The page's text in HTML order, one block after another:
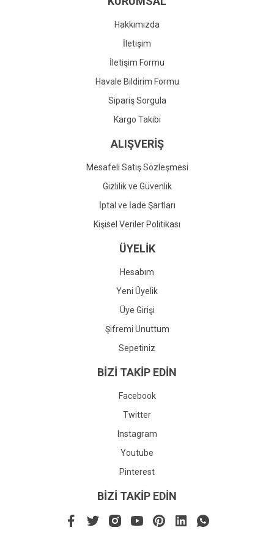
Gönder
Hakkımızda
İletişim
İletişim Formu
Havale Bildirim Formu
Sipariş Sorgula
Kargo Takibi
ALIŞVERİŞ
Mesafeli Satış Sözleşmesi
Gizlilik ve Güvenlik
İptal ve İade Şartları
Kişisel Veriler Politikası
ÜYELİK
Hesabım
Yeni Üyelik
Üye Girişi
Şifremi Unuttum
Sepetiniz
BİZİ TAKİP EDİN
Facebook
Twitter
Instagram
Youtube
Pinterest
BİZİ TAKİP EDİN